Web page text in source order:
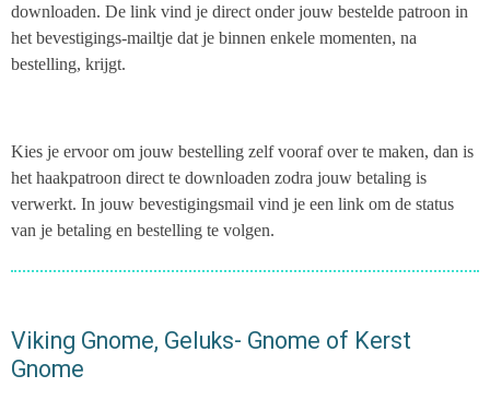
downloaden. De link vind je direct onder jouw bestelde patroon in
het bevestigings-mailtje dat je binnen enkele momenten, na
bestelling, krijgt.
Kies je ervoor om jouw bestelling zelf vooraf over te maken, dan is
het haakpatroon direct te downloaden zodra jouw betaling is
verwerkt. In jouw bevestigingsmail vind je een link om de status
van je betaling en bestelling te volgen.
Viking Gnome, Geluks- Gnome of Kerst
Gnome